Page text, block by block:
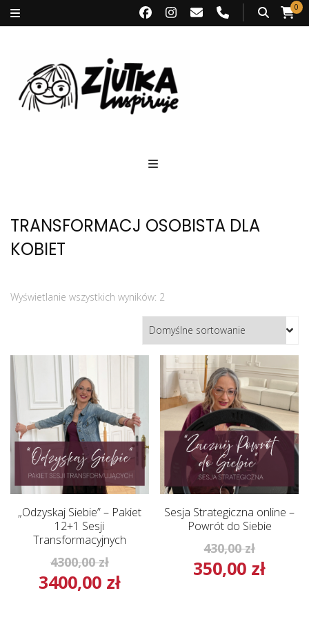
0
TRANSFORMACJ OSOBISTA DLA
KOBIET
Wyświetlanie wszystkich wyników: 2
„Odzyskaj Siebie” – Pakiet
12+1 Sesji
Transformacyjnych
4300,00zł
cena
3400,00 zł
Sesja Strategiczna online –
Powrót do Siebie
430,00zł
cena
350,00 zł